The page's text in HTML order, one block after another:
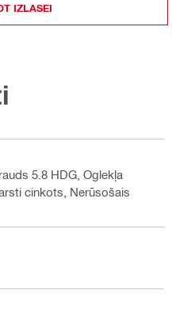
IZLASEI
5.8 HDG, Oglekļa
cinkots, Nerūsošais